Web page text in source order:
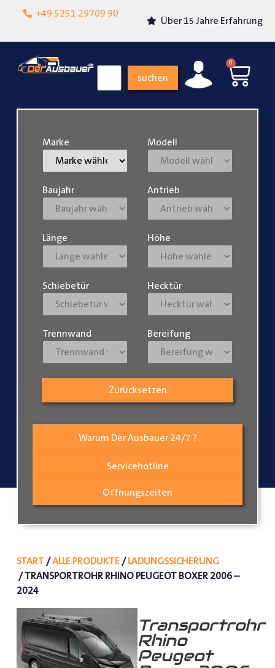
+49 5251 29709 90
Lokalgeschäft in
Über 15 Jahre Erfahrung
suchen
0
Warum Der Ausbauer 24/7 ?
Servicehotline
Öffnungszeiten
Marke Modell
Baujahr Antrieb
Länge Höhe
Schiebetür Hecktür
Trennwand Bereifung
Zurücksetzen
START/ALLE PRODUKTE/LADUNGSSICHERUNG
/ TRANSPORTROHR RHINO PEUGEOT BOXER 2006 –
2024
Transportrohr
Rhino
Peugeot